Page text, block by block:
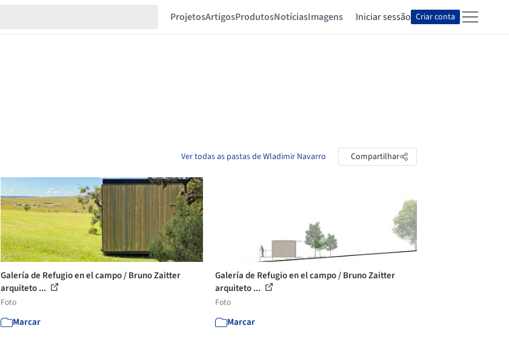
ProjetosArtigosProdutosNotíciasImagens Iniciar sessão Criar conta
Ver todas as pastas de Wladimir Navarro Compartilhar
Galería de Refugio en el campo / Bruno Zaitter
arquiteto ...
Foto
Marcar
Galería de Refugio en el campo / Bruno Zaitter
arquiteto ...
Foto
Marcar